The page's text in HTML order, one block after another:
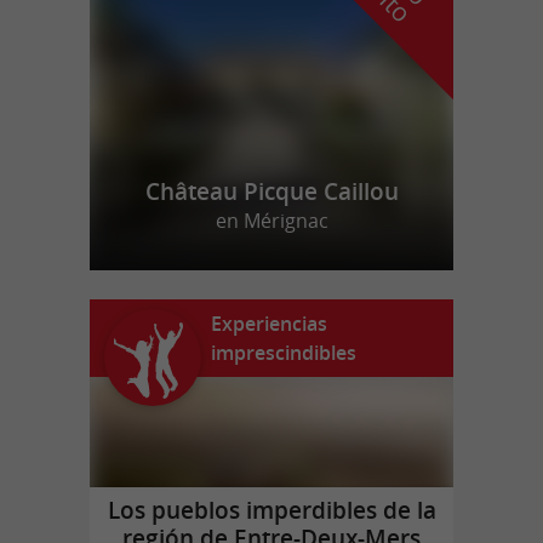
Château Picque Caillou
en Mérignac
Experiencias
imprescindibles
Los pueblos imperdibles de la